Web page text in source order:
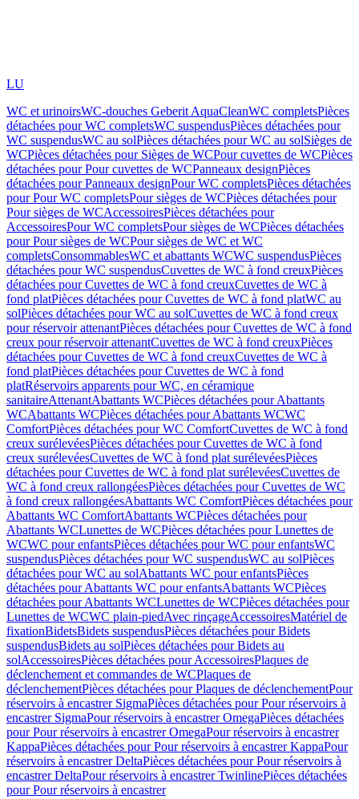
LU
WC et urinoirsWC-douches Geberit AquaCleanWC completsPièces
détachées pour WC completsWC suspendusPièces détachées pour
WC suspendusWC au solPièces détachées pour WC au solSièges de
WCPièces détachées pour Sièges de WCPour cuvettes de WCPièces
détachées pour Pour cuvettes de WCPanneaux designPièces
détachées pour Panneaux designPour WC completsPièces détachées
pour Pour WC completsPour sièges de WCPièces détachées pour
Pour sièges de WCAccessoiresPièces détachées pour
AccessoiresPour WC completsPour sièges de WCPièces détachées
pour Pour sièges de WCPour sièges de WC et WC
completsConsommablesWC et abattants WCWC suspendusPièces
détachées pour WC suspendusCuvettes de WC à fond creuxPièces
détachées pour Cuvettes de WC à fond creuxCuvettes de WC à
fond platPièces détachées pour Cuvettes de WC à fond platWC au
solPièces détachées pour WC au solCuvettes de WC à fond creux
pour réservoir attenantPièces détachées pour Cuvettes de WC à fond
creux pour réservoir attenantCuvettes de WC à fond creuxPièces
détachées pour Cuvettes de WC à fond creuxCuvettes de WC à
fond platPièces détachées pour Cuvettes de WC à fond
platRéservoirs apparents pour WC, en céramique
sanitaireAttenantAbattants WCPièces détachées pour Abattants
WCAbattants WCPièces détachées pour Abattants WCWC
ComfortPièces détachées pour WC ComfortCuvettes de WC à fond
creux surélevéesPièces détachées pour Cuvettes de WC à fond
creux surélevéesCuvettes de WC à fond plat surélevéesPièces
détachées pour Cuvettes de WC à fond plat surélevéesCuvettes de
WC à fond creux rallongéesPièces détachées pour Cuvettes de WC
à fond creux rallongéesAbattants WC ComfortPièces détachées pour
Abattants WC ComfortAbattants WCPièces détachées pour
Abattants WCLunettes de WCPièces détachées pour Lunettes de
WCWC pour enfantsPièces détachées pour WC pour enfantsWC
suspendusPièces détachées pour WC suspendusWC au solPièces
détachées pour WC au solAbattants WC pour enfantsPièces
détachées pour Abattants WC pour enfantsAbattants WCPièces
détachées pour Abattants WCLunettes de WCPièces détachées pour
Lunettes de WCWC plain-piedAvec rinçageAccessoiresMatériel de
fixationBidetsBidets suspendusPièces détachées pour Bidets
suspendusBidets au solPièces détachées pour Bidets au
solAccessoiresPièces détachées pour AccessoiresPlaques de
déclenchement et commandes de WCPlaques de
déclenchementPièces détachées pour Plaques de déclenchementPour
réservoirs à encastrer SigmaPièces détachées pour Pour réservoirs à
encastrer SigmaPour réservoirs à encastrer OmegaPièces détachées
pour Pour réservoirs à encastrer OmegaPour réservoirs à encastrer
KappaPièces détachées pour Pour réservoirs à encastrer KappaPour
réservoirs à encastrer DeltaPièces détachées pour Pour réservoirs à
encastrer DeltaPour réservoirs à encastrer TwinlinePièces détachées
pour Pour réservoirs à encastrer